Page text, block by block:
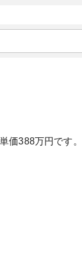
価388万円です。